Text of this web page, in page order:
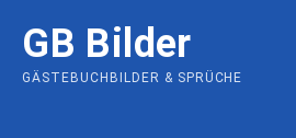
content
GB Bilder
GÄSTEBUCHBILDER & SPRÜCHE